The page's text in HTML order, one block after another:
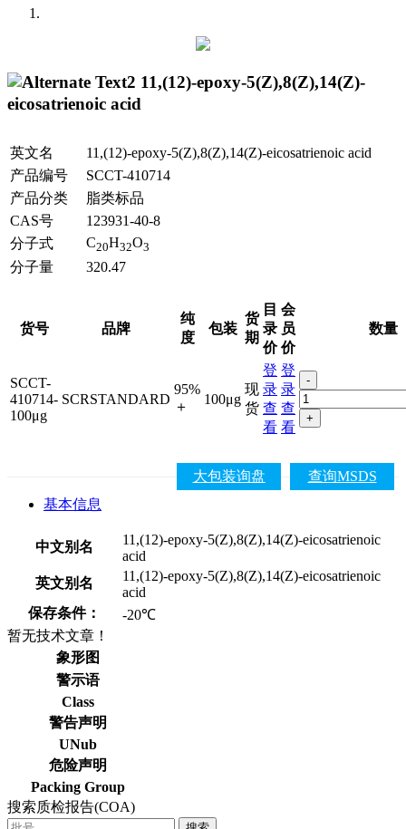
11,(12)-epoxy-5(Z),8(Z),14(Z)-
eicosatrienoic acid
英文名
11,(12)-epoxy-5(Z),8(Z),14(Z)-eicosatrienoic acid
产品编号
SCCT-410714
产品分类
脂类标品
CAS号
123931-40-8
分子式
C20H32O3
分子量 320.47
货号 品牌
纯
度
包装
货
期
目
录
价
会
员
价
数量
SCCT-
410714-
100μg
SCRSTANDARD
95%
＋
100μg
现
货
登
录
查
看
登
录
查
看
-
+
查询MSDS
大包装询盘
基本信息
中文别名
11,(12)-epoxy-5(Z),8(Z),14(Z)-eicosatrienoic
acid
英文别名
11,(12)-epoxy-5(Z),8(Z),14(Z)-eicosatrienoic
acid
保存条件：
-20℃
暂无技术文章！
象形图
警示语
Class
警告声明
UNub
危险声明
Packing Group
搜索质检报告(COA)